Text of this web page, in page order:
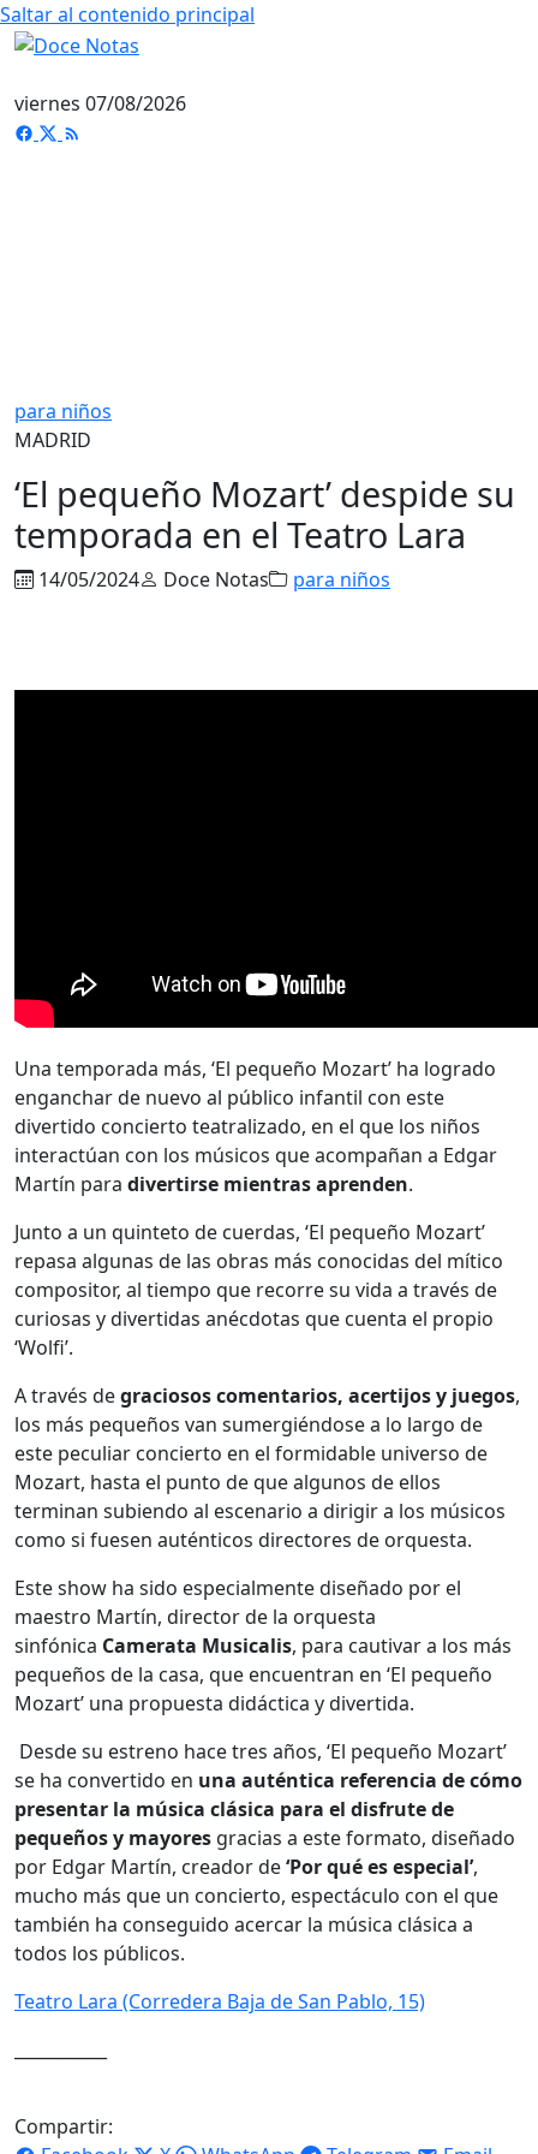
Saltar al contenido principal
viernes 07/08/2026
para niños
MADRID
‘El pequeño Mozart’ despide su
temporada en el Teatro Lara
14/05/2024 Doce Notas para niños
Una temporada más, ‘El pequeño Mozart’ ha logrado
enganchar de nuevo al público infantil con este
divertido concierto teatralizado, en el que los niños
interactúan con los músicos que acompañan a Edgar
Martín para divertirse mientras aprenden.
Junto a un quinteto de cuerdas, ‘El pequeño Mozart’
repasa algunas de las obras más conocidas del mítico
compositor, al tiempo que recorre su vida a través de
curiosas y divertidas anécdotas que cuenta el propio
‘Wolfi’.
A través degraciosos comentarios, acertijos y juegos,
los más pequeños van sumergiéndose a lo largo de
este peculiar concierto en el formidable universo de
Mozart, hasta el punto de que algunos de ellos
terminan subiendo al escenario a dirigir a los músicos
como si fuesen auténticos directores de orquesta.
Este show ha sido especialmente diseñado por el
maestro Martín, director de la orquesta
sinfónica Camerata Musicalis, para cautivar a los más
pequeños de la casa, que encuentran en ‘El pequeño
Mozart’ una propuesta didáctica y divertida.
Desde su estreno hace tres años, ‘El pequeño Mozart’
se ha convertido en una auténtica referencia de cómo
presentar la música clásica para el disfrute de
pequeños y mayores gracias a este formato, diseñado
por Edgar Martín, creador de‘Por qué es especial’,
mucho más que un concierto, espectáculo con el que
también ha conseguido acercar la música clásica a
todos los públicos.
Teatro Lara (Corredera Baja de San Pablo, 15)
Compartir: